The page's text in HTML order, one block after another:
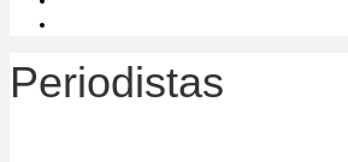
Periodistas